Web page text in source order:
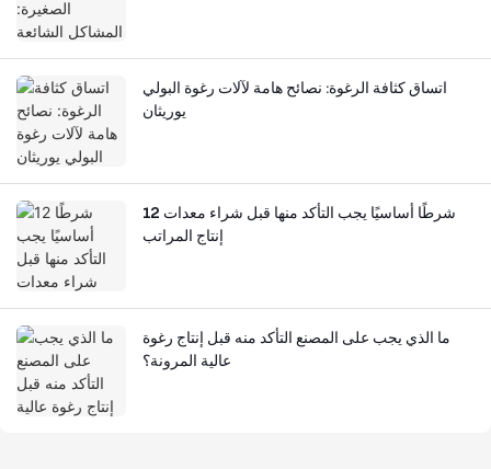
اتساق كثافة الرغوة: نصائح هامة لآلات رغوة البولي
يوريثان
12 شرطًا أساسيًا يجب التأكد منها قبل شراء معدات
إنتاج المراتب
ما الذي يجب على المصنع التأكد منه قبل إنتاج رغوة
عالية المرونة؟